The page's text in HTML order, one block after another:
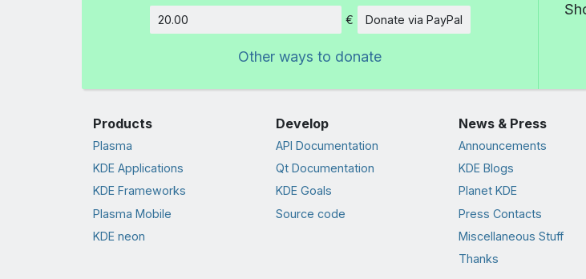
Amount
€ Donate via PayPal
Other ways to donate
Products
Plasma
KDE Applications
KDE Frameworks
Plasma Mobile
KDE neon
Develop
API Documentation
Qt Documentation
KDE Goals
Source code
News & Press
Announcements
KDE Blogs
Planet KDE
Press Contacts
Miscellaneous Stuff
Thanks